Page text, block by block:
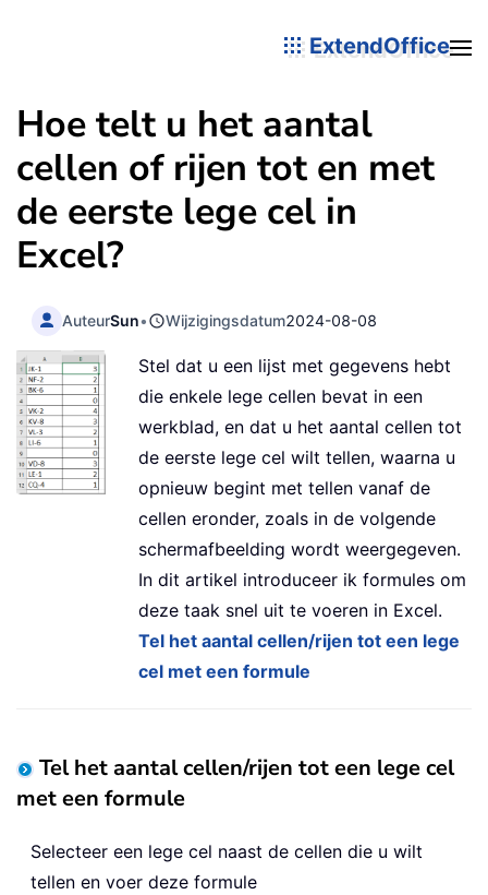
ExtendOffice
Hoe telt u het aantal
cellen of rijen tot en met
de eerste lege cel in
Excel?
AuteurSun• Wijzigingsdatum2024-08-08
Stel dat u een lijst met gegevens hebt
die enkele lege cellen bevat in een
werkblad, en dat u het aantal cellen tot
de eerste lege cel wilt tellen, waarna u
opnieuw begint met tellen vanaf de
cellen eronder, zoals in de volgende
schermafbeelding wordt weergegeven.
In dit artikel introduceer ik formules om
deze taak snel uit te voeren in Excel.
Tel het aantal cellen/rijen tot een lege
cel met een formule
Tel het aantal cellen/rijen tot een lege cel
met een formule
Selecteer een lege cel naast de cellen die u wilt
tellen en voer deze formule